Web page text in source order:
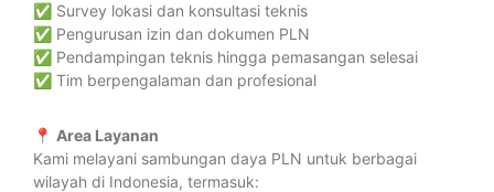
✅ Survey lokasi dan konsultasi teknis
✅ Pengurusan izin dan dokumen PLN
✅ Pendampingan teknis hingga pemasangan selesai
✅ Tim berpengalaman dan profesional
📍 Area Layanan
Kami melayani sambungan daya PLN untuk berbagai
wilayah di Indonesia, termasuk: